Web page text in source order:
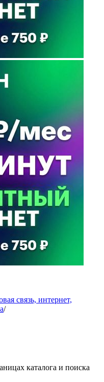
связь, интернет,
/
каталога и поиска